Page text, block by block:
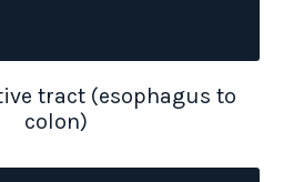
tract (esophagus to
colon)